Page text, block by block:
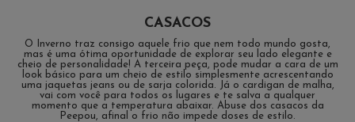
CASACOS
O Inverno traz consigo aquele frio que nem todo mundo gosta,
mas é uma ótima oportunidade de explorar seu
lado elegante e
cheio de personalidade! A terceira peça, pode mudar a cara de um
look básico para um cheio de estilo simplesmente acrescentando
uma jaquetas jeans ou de sarja colorida. Já o cardigan de malha,
vai com você para todos os lugares e te salva a qualquer
momento que a temperatura abaixar. Abuse dos casacos da
Peepou, afinal o frio não impede doses de estilo.